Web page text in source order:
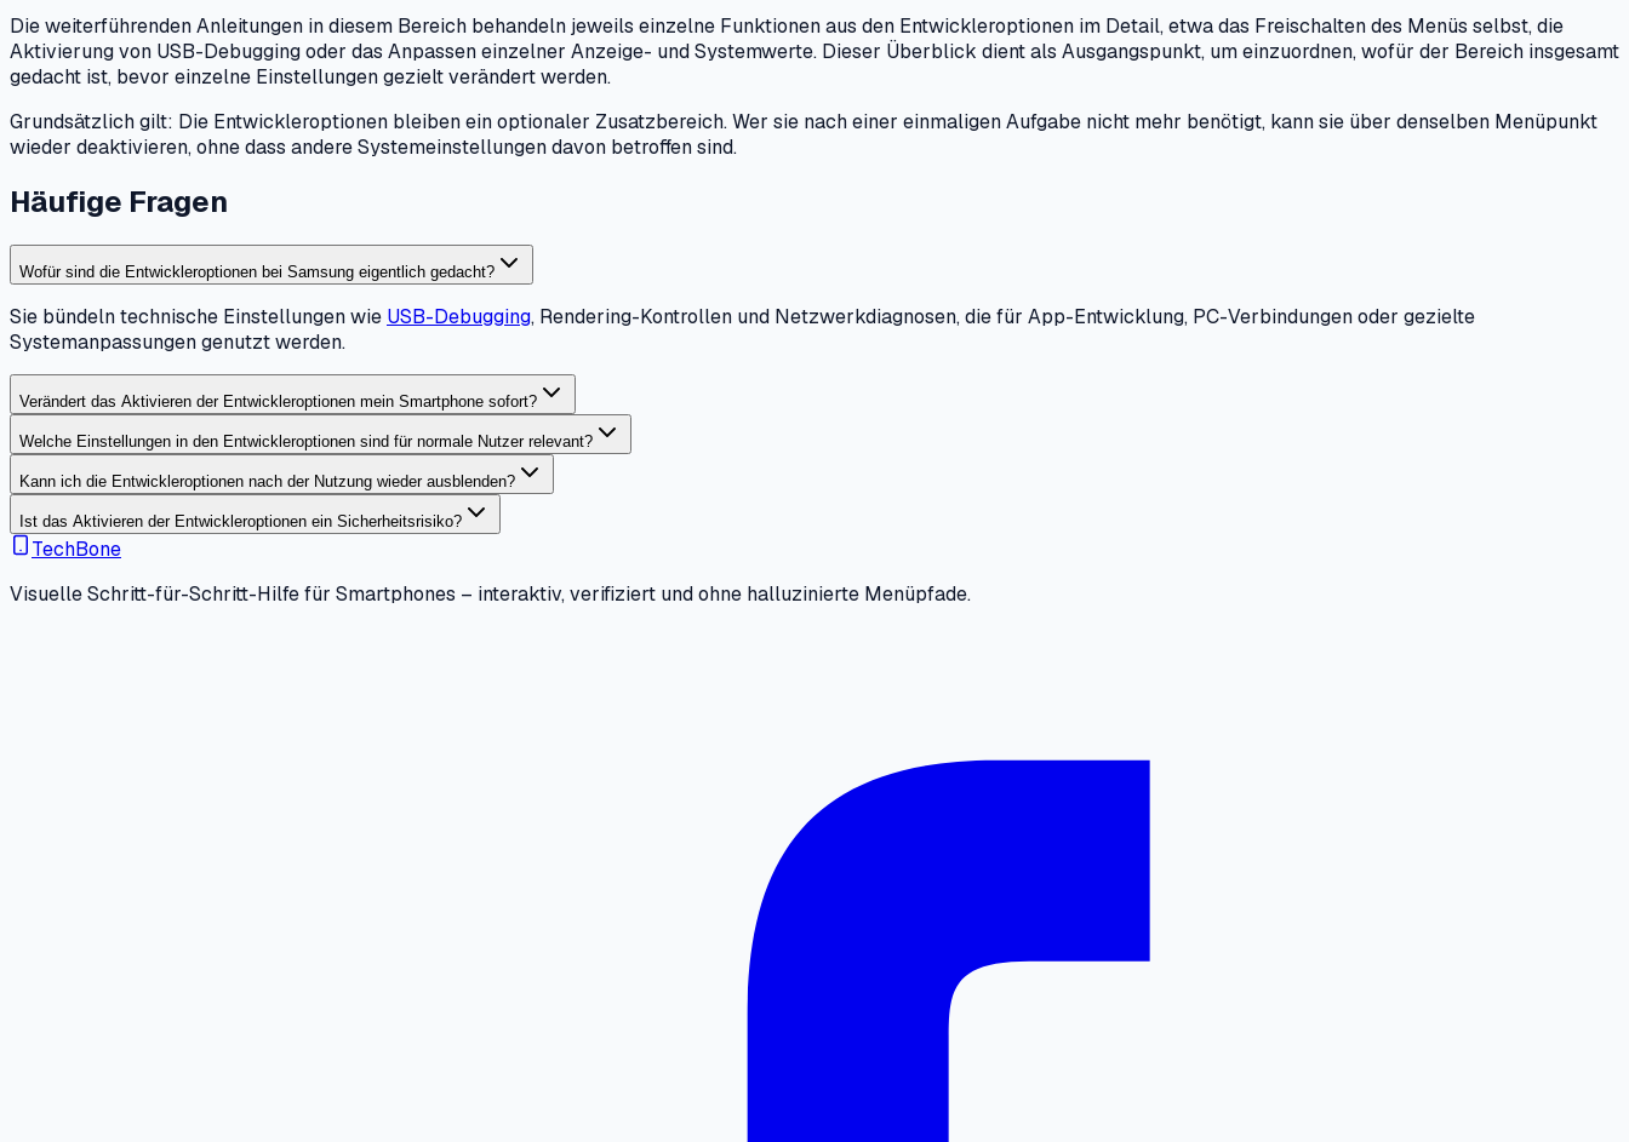
Die weiterführenden Anleitungen in diesem Bereich behandeln jeweils einzelne Funktionen aus den Entwickleroptionen im Detail, etwa das Freischalten des Menüs selbst, die
Aktivierung von USB-Debugging oder das Anpassen einzelner Anzeige- und Systemwerte. Dieser Überblick dient als Ausgangspunkt, um einzuordnen, wofür der Bereich insgesamt
gedacht ist, bevor einzelne Einstellungen gezielt verändert werden.
Grundsätzlich gilt: Die Entwickleroptionen bleiben ein optionaler Zusatzbereich. Wer sie nach einer einmaligen Aufgabe nicht mehr benötigt, kann sie über denselben Menüpunkt
wieder deaktivieren, ohne dass andere Systemeinstellungen davon betroffen sind.
Häufige Fragen
Wofür sind die Entwickleroptionen bei Samsung eigentlich gedacht?
Sie bündeln technische Einstellungen wie USB-Debugging, Rendering-Kontrollen und Netzwerkdiagnosen, die für App-Entwicklung, PC-Verbindungen oder gezielte
Systemanpassungen genutzt werden.
Verändert das Aktivieren der Entwickleroptionen mein Smartphone sofort?
Welche Einstellungen in den Entwickleroptionen sind für normale Nutzer relevant?
Kann ich die Entwickleroptionen nach der Nutzung wieder ausblenden?
Ist das Aktivieren der Entwickleroptionen ein Sicherheitsrisiko?
TechBone
Visuelle Schritt-für-Schritt-Hilfe für Smartphones – interaktiv, verifiziert und ohne halluzinierte Menüpfade.